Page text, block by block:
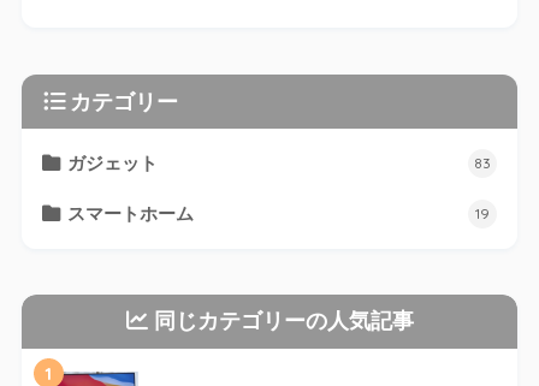
カテゴリー
ガジェット 83
スマートホーム 19
同じカテゴリーの人気記事
1